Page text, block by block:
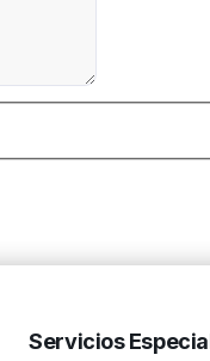
Servicios